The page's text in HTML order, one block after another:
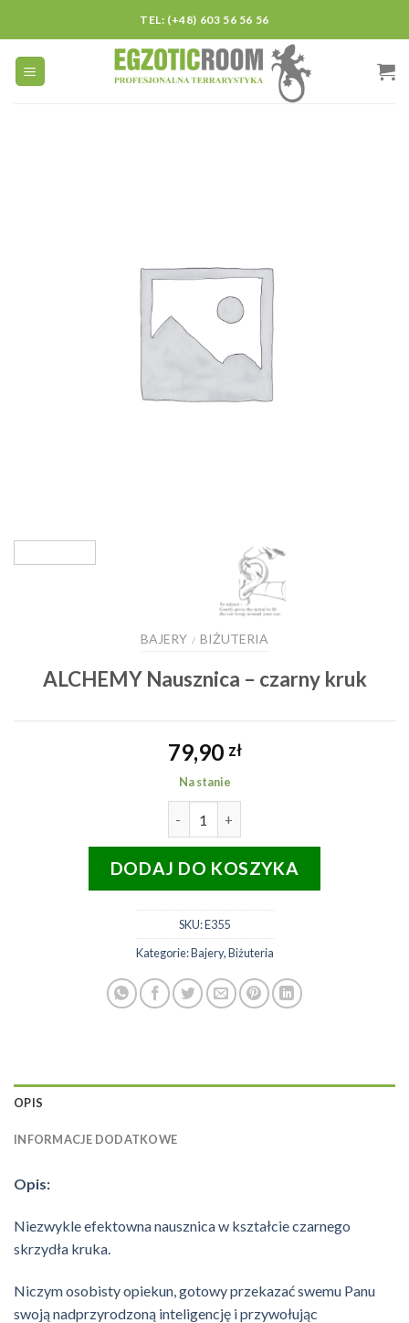
content
TEL: (+48) 603 56 56 56
BAJERY / BIŻUTERIA
ALCHEMY Nausznica – czarny kruk
79,90 zł
Na stanie
DODAJ DO KOSZYKA
SKU:E355
Kategorie:Bajery,Biżuteria
OPIS
INFORMACJE DODATKOWE
Opis:
Niezwykle efektowna nausznica w kształcie czarnego
skrzydła kruka.
Niczym osobisty opiekun, gotowy przekazać swemu Panu
swoją nadprzyrodzoną inteligencję i przywołując